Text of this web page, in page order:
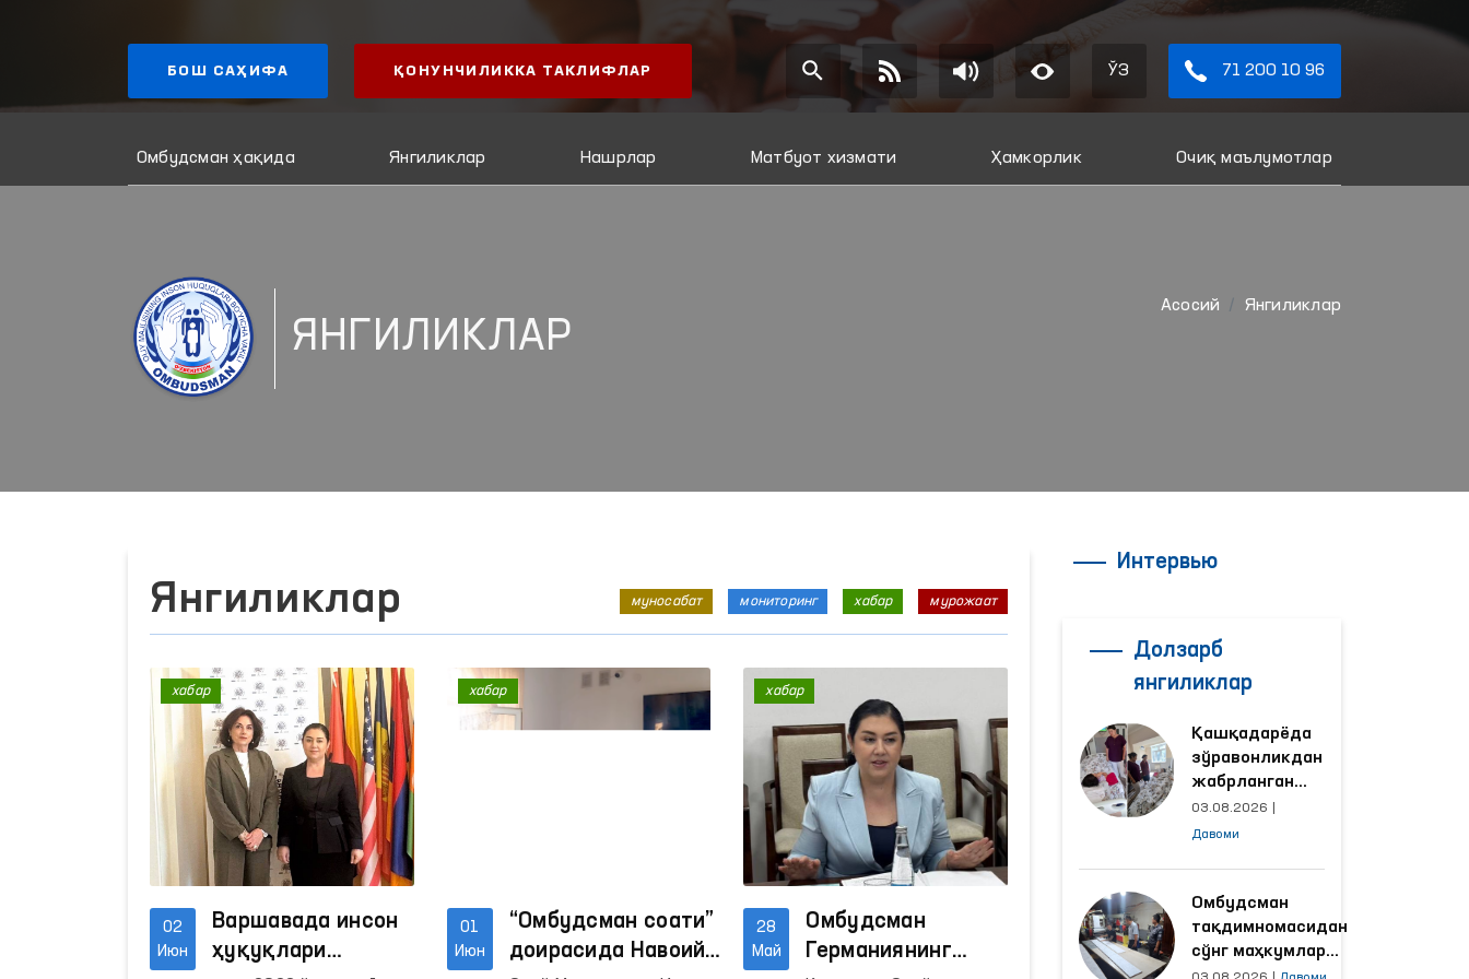
БОШ САҲИФА ҚОНУНЧИЛИККА ТАКЛИФЛАР ЎЗ 71 200 10 96
Омбудсман ҳақида Янгиликлар Нашрлар Матбуот хизмати Ҳамкорлик Очиқ маълумотлар
ЯНГИЛИКЛАР
Aсосий Янгиликлар
Янгиликлар муносабат мониторинг хабар мурожаат
02
Июн
Варшавада инсон
ҳуқуқлари
хабар
01
Июн
“Омбудсман соати”
доирасида Навоийда
хабар
28
Май
Омбудсман
Германиянинг
хабар
Интервью
Долзарб
янгиликлар
Қашқадарёда
зўравонликдан
жабрланган
аёлнинг ҳолати
Омбудсман
03.08.2026
Давоми
Омбудсман
тақдимномасидан
сўнг маҳкумлар